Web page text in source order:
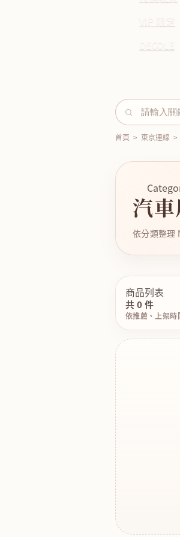
VIP 限定
首頁 > 東京連線 >
汽
依分類整理
商品列表
共 0 件
依推薦、上架